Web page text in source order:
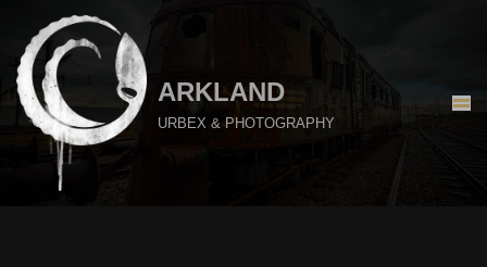
Aller
au
contenu
ARKLAND
URBEX & PHOTOGRAPHY